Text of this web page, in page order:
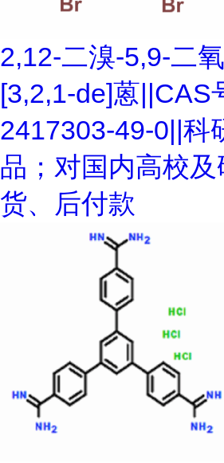
2,12-二溴-5,9-二
[3,2,1-de]蒽||CAS
2417303-49-0||科
品；对国内高校
货、后付款